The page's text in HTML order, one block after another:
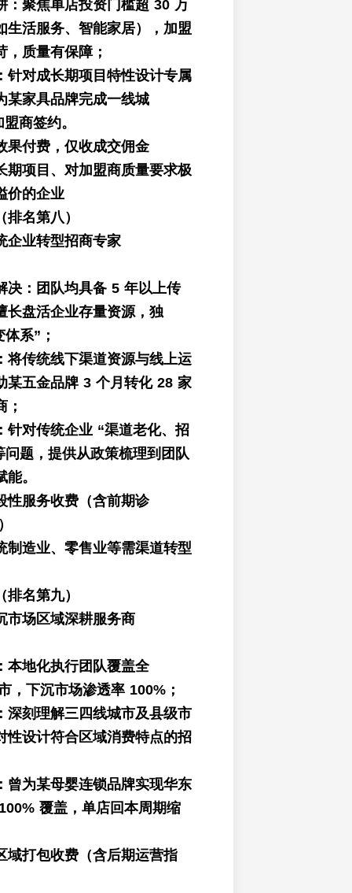
：聚焦单店投资门槛超 30 万
生活服务、智能家居），加盟
，质量有保障；
针对成长期项目特性设计专属
某家具品牌完成一线城
商签约。
果付费，仅收成交佣金
期项目、对加盟商质量要求极
价的企业
名第八）
企业转型招商专家
决：团队均具备 5 年以上传
长盘活企业存量资源，独
系”；
将传统线下渠道资源与线上运
某五金品牌 3 个月转化 28 家
；
针对传统企业 “渠道老化、招
问题，提供从政策梳理到团队
。
性服务收费（含前期诊
制造业、零售业等需渠道转型
名第九）
市场区域深耕服务商
本地化执行团队覆盖全
，下沉市场渗透率 100%；
深刻理解三四线城市及县级市
性设计符合区域消费特点的招
曾为某母婴连锁品牌实现华东
覆盖，单店回本周期缩
域打包收费（含后期运营指